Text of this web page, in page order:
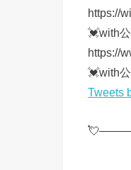
https://
💓with
https://
💓with
Tweets